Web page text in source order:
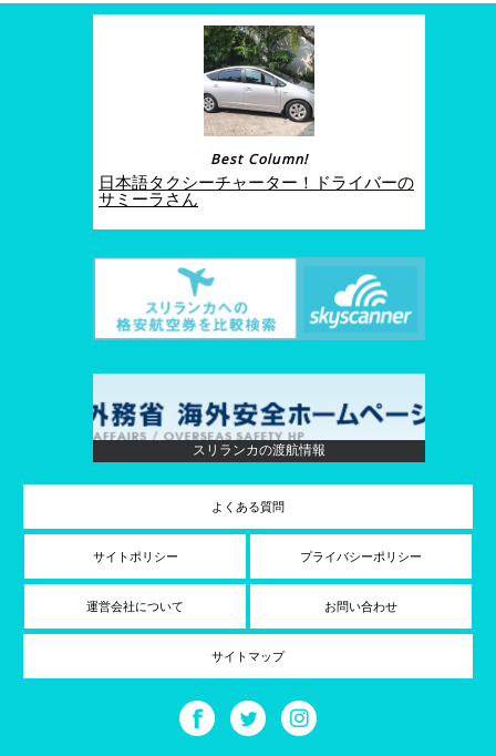
Best Column!
日本語タクシーチャーター！ドライバーの
サミーラさん
スリランカの渡航情報
よくある質問
サイトポリシー プライバシーポリシー
運営会社について お問い合わせ
サイトマップ